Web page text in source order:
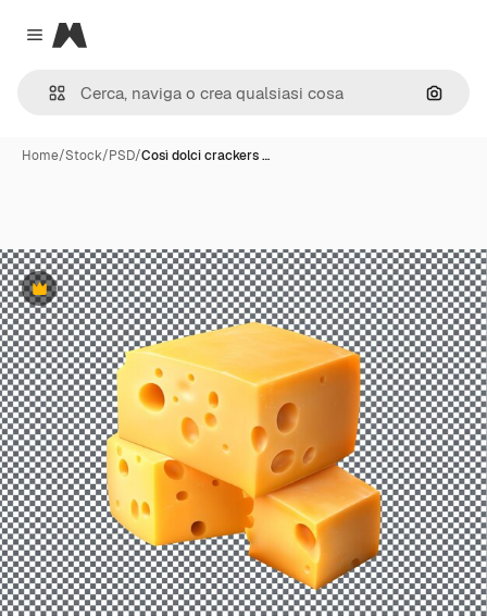
Close menu
Magnific
Cerca
Home/Stock/PSD/Così dolci crackers …
Premium